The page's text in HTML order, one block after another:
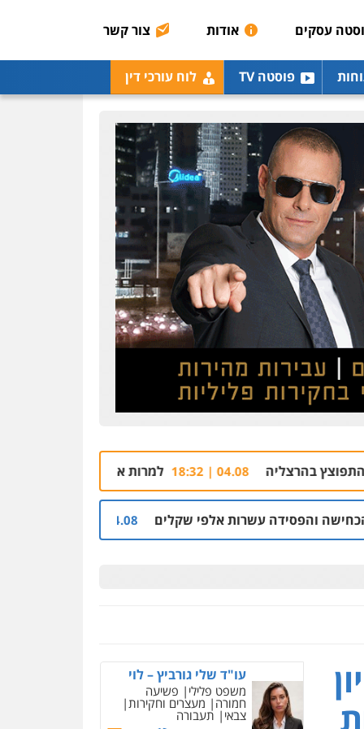
עסקים אודות צור קשר
פוסטה TV לוח עורכי דין
04.08 | 18:32 למרות אמצעים מתקדמים והאזנות: שוחרר
עשרות אלפי שקלים 04.08 | 19:10 מאסר בפועל לעו"ד שעקץ
עו"ד שלי גורביץ – לוי
משפט פלילי פשיעה
חמורה מעצרים וחקירות
צבאי תעבורה
מקצועיים לעורכי דין
0504578527
רונן הלל – מוניטין